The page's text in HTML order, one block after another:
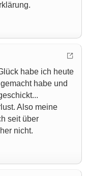
habe ich heute
habe und
Also meine
seit über
nicht.